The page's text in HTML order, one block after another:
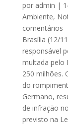
por admin |
Ambiente,
comentários
Brasília (12/
responsável
multada pelo
250 milhões.
do
Germano,
de infração
previsto na